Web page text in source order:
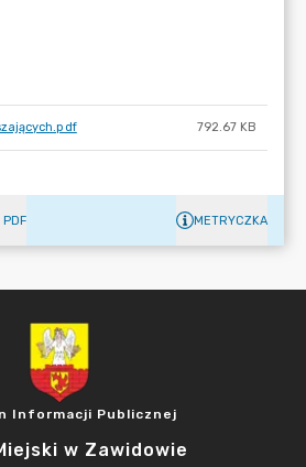
792.67 KB
PDF METRYCZKA
Informacji Publicznej
w Zawidowie